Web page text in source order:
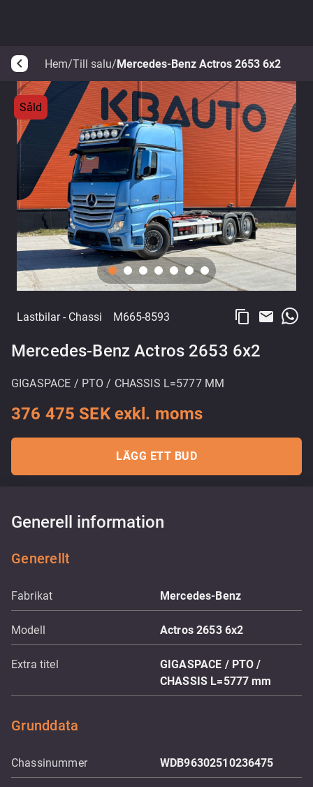
arrow_back_ios Hem/Till salu/Mercedes-Benz Actros 2653 6x2
Såld
Lastbilar- Chassi M665-8593 content_copy email
Mercedes-Benz Actros 2653 6x2
GIGASPACE / PTO / CHASSIS L=5777 MM
376 475 SEK exkl. moms
LÄGG ETT BUD
Generell information
Generellt
Fabrikat Mercedes-Benz
Modell Actros 2653 6x2
Extra titel
GIGASPACE / PTO /
CHASSIS L=5777 mm
Grunddata
Chassinummer WDB96302510236475